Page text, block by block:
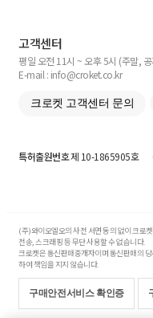
고객센터
평일 오전 11시 ~ 오후 5시 (주말,
E-mail : info@croket.co.kr
크로켓 고객센터 문의
특허출원번호제 10-1865905호
(주)와이오엘오의 사전 서면 동의 없이 크로
전송, 스크래핑 등 무단 사용할 수 없습니다.
크로켓은 통신판매중개자이며 통신판매의
하여 책임을 지지 않습니다.
구매안전서비스 확인증